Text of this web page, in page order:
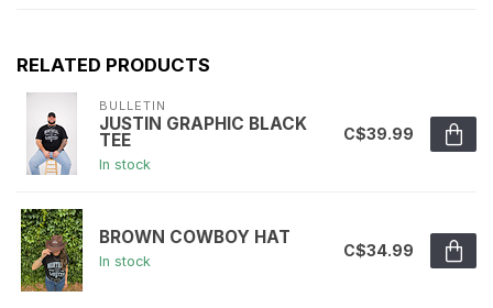
RELATED PRODUCTS
BULLETIN
JUSTIN GRAPHIC BLACK
TEE
In stock
C$39.99
BROWN COWBOY HAT
In stock
C$34.99